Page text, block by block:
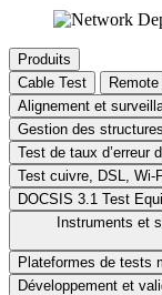
Produits
Cable Test
Alignement et
Gestion des
Test de taux d’erreur
Test cuivre, DSL, Wi-
DOCSIS 3.1 Test
Instruments et
Plateformes de tests
Développement et